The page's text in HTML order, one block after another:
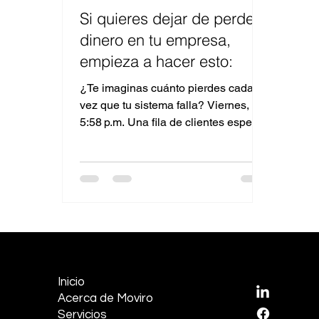
Si quieres dejar de perder
dinero en tu empresa,
empieza a hacer esto:
¿Te imaginas cuánto pierdes cada
vez que tu sistema falla? Viernes,
5:58 p.m. Una fila de clientes espera
Inicio
Acerca de Moviro
Servicios